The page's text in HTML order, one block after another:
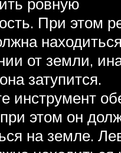
ровную
При этом
от земли,
затупится.
инструмент
этом он
на земле.